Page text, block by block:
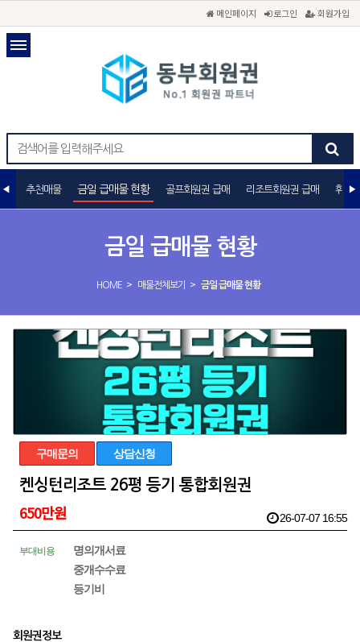
메인페이지 로그인 회원가입
금일 급매물 현황
HOME > 매물전체보기 > 금일 급매물 현황
추천매물 금일 급매물 현황 골프회원권 급매 리조트회원권 급매 휘트
구매문의 상담신청
켄싱턴리조트 26평 등기 통합회원권
650만원
부대비용
명의개서료
중개수수료
등기비
26-07-07 16:55
회원권정보